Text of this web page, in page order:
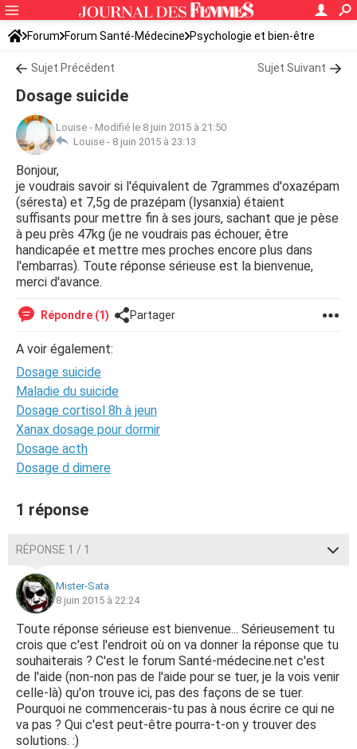
Forum Forum Santé-Médecine Psychologie et bien-être
Sujet Précédent Sujet Suivant
Dosage suicide
Louise - Modifié le 8 juin 2015 à 21:50
Louise - 8 juin 2015 à 23:13
Bonjour,
je voudrais savoir si l'équivalent de 7grammes d'oxazépam
(séresta) et 7,5g de prazépam (lysanxia) étaient
suffisants pour mettre fin à ses jours, sachant que je pèse
à peu près 47kg (je ne voudrais pas échouer, être
handicapée et mettre mes proches encore plus dans
l'embarras). Toute réponse sérieuse est la bienvenue,
merci d'avance.
Répondre (1) Partager
A voir également:
Dosage suicide
Maladie du suicide
Dosage cortisol 8h à jeun
Xanax dosage pour dormir
Dosage acth
Dosage d dimere
1 réponse
RÉPONSE 1 / 1
Mister-Sata
8 juin 2015 à 22:24
Toute réponse sérieuse est bienvenue... Sérieusement tu
crois que c'est l'endroit où on va donner la réponse que tu
souhaiterais ? C'est le forum Santé-médecine.net c'est
de l'aide (non-non pas de l'aide pour se tuer, je la vois venir
celle-là) qu'on trouve ici, pas des façons de se tuer.
Pourquoi ne commencerais-tu pas à nous écrire ce qui ne
va pas ? Qui c'est peut-être pourra-t-on y trouver des
solutions. :)